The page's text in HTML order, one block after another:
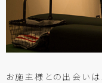
お施主様との出会い